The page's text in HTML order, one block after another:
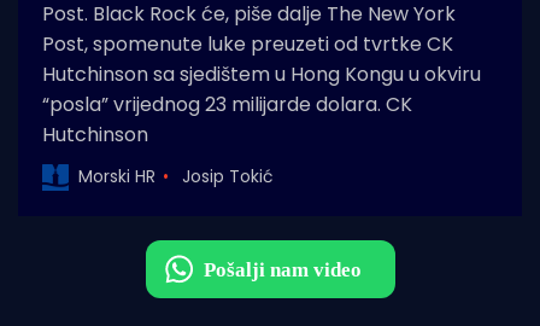
Post. Black Rock će, piše dalje The New York
Post, spomenute luke preuzeti od tvrtke CK
Hutchinson sa sjedištem u Hong Kongu u okviru
“posla” vrijednog 23 milijarde dolara. CK
Hutchinson
Morski HR Josip Tokić